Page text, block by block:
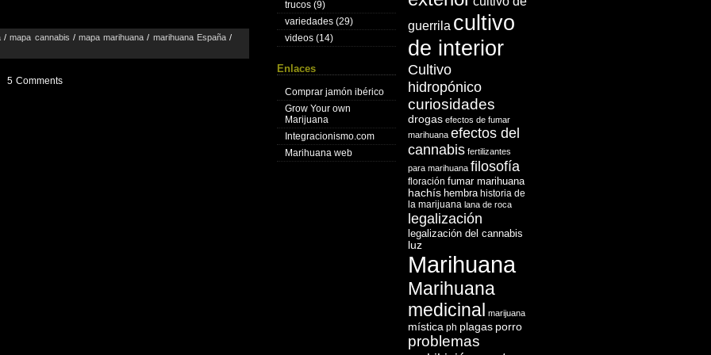
/mapa cannabis /mapa marihuana / marihuana España/
5 Comments
trucos (9)
variedades (29)
videos (14)
Enlaces
Comprar jamón ibérico
Grow Your own
Marijuana
Integracionismo.com
Marihuana web
guerrila cultivo
de interior
Cultivo
hidropónico
curiosidades
drogas efectos de fumar
marihuana efectos del
cannabis fertilizantes
para marihuana filosofía
floración fumar marihuana
hachís hembra historia de
la marijuana lana de roca
legalización
legalización del cannabis
luz
Marihuana
Marihuana
medicinal marijuana
mística ph plagas porro
problemas